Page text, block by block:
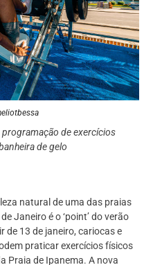
de exercícios
de gelo
natural de uma das praias
Janeiro é o ‘point’ do verão
de 13 de janeiro, cariocas e
praticar exercícios físicos
Praia de Ipanema. A nova